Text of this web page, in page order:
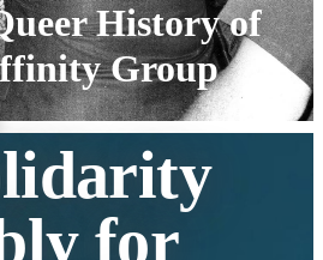
History of
Group
for